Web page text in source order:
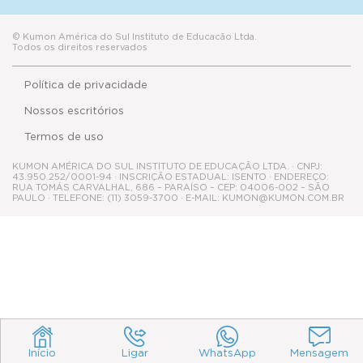
Início Ligar WhatsApp Mensagem
© Kumon América do Sul Instituto de Educacão Ltda.
Todos os direitos reservados
Política de privacidade
Termos de uso
Nossos escritórios
KUMON AMÉRICA DO SUL INSTITUTO DE EDUCAÇÃO LTDA. · CNPJ:
43.950.252/0001-94 · INSCRIÇÃO ESTADUAL: ISENTO · ENDEREÇO:
RUA TOMÁS CARVALHAL, 686 – PARAÍSO – CEP: 04006-002 – SÃO
PAULO · TELEFONE: (11) 3059-3700 · E-MAIL: KUMON@KUMON.COM.BR